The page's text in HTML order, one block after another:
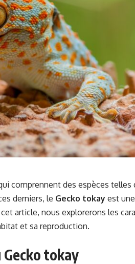
comprennent des espèces
derniers, le Gecko tokay est
article, nous explorerons les
et sa reproduction.
tokay